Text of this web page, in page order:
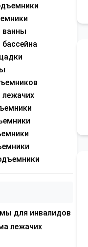
ванны
для инвалидов
лежачих